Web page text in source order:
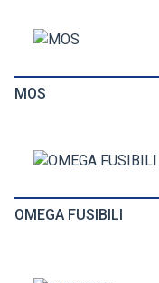
MOS
OMEGA FUSIBILI